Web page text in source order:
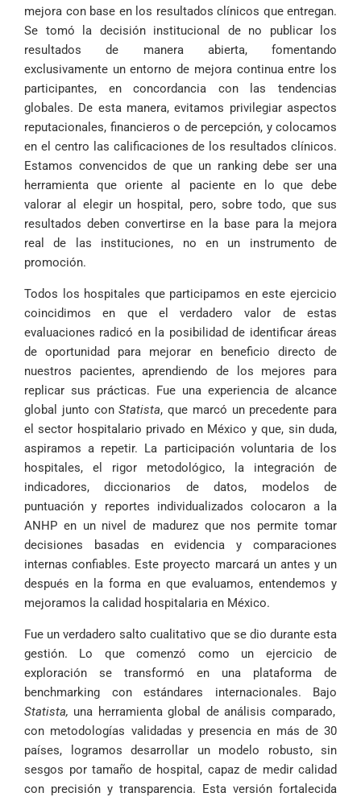
mejora con base en los resultados clínicos que entregan.
Se tomó la decisión institucional de no publicar los
resultados de manera abierta, fomentando
exclusivamente un entorno de mejora continua entre los
participantes, en concordancia con las tendencias
globales. De esta manera, evitamos privilegiar aspectos
reputacionales, financieros o de percepción, y colocamos
en el centro las calificaciones de los resultados clínicos.
Estamos convencidos de que un ranking debe ser una
herramienta que oriente al paciente en lo que debe
valorar al elegir un hospital, pero, sobre todo, que sus
resultados deben convertirse en la base para la mejora
real de las instituciones, no en un instrumento de
promoción.
Todos los hospitales que participamos en este ejercicio
coincidimos en que el verdadero valor de estas
evaluaciones radicó en la posibilidad de identificar áreas
de oportunidad para mejorar en beneficio directo de
nuestros pacientes, aprendiendo de los mejores para
replicar sus prácticas. Fue una experiencia de alcance
global junto conStatista, que marcó un precedente para
el sector hospitalario privado en México y que, sin duda,
aspiramos a repetir. La participación voluntaria de los
hospitales, el rigor metodológico, la integración de
indicadores, diccionarios de datos, modelos de
puntuación y reportes individualizados colocaron a la
ANHP en un nivel de madurez que nos permite tomar
decisiones basadas en evidencia y comparaciones
internas confiables. Este proyecto marcará un antes y un
después en la forma en que evaluamos, entendemos y
mejoramos la calidad hospitalaria en México.
Fue un verdadero salto cualitativo que se dio durante esta
gestión. Lo que comenzó como un ejercicio de
exploración se transformó en una plataforma de
benchmarking con estándares internacionales. Bajo
Statista, una herramienta global de análisis comparado,
con metodologías validadas y presencia en más de 30
países, logramos desarrollar un modelo robusto, sin
sesgos por tamaño de hospital, capaz de medir calidad
con precisión y transparencia. Esta versión fortalecida